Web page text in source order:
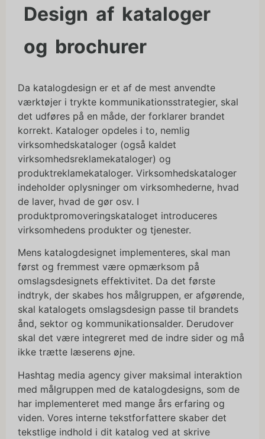
Design af kataloger
og brochurer
Da katalogdesign er et af de mest anvendte
værktøjer i trykte kommunikationsstrategier, skal
det udføres på en måde, der forklarer brandet
korrekt. Kataloger opdeles i to, nemlig
virksomhedskataloger (også kaldet
virksomhedsreklamekataloger) og
produktreklamekataloger. Virksomhedskataloger
indeholder oplysninger om virksomhederne, hvad
de laver, hvad de gør osv. I
produktpromoveringskataloget introduceres
virksomhedens produkter og tjenester.
Mens katalogdesignet implementeres, skal man
først og fremmest være opmærksom på
omslagsdesignets effektivitet. Da det første
indtryk, der skabes hos målgruppen, er afgørende,
skal katalogets omslagsdesign passe til brandets
ånd, sektor og kommunikationsalder. Derudover
skal det være integreret med de indre sider og må
ikke trætte læserens øjne.
Hashtag media agency giver maksimal interaktion
med målgruppen med de katalogdesigns, som de
har implementeret med mange års erfaring og
viden. Vores interne tekstforfattere skaber det
tekstlige indhold i dit katalog ved at skrive